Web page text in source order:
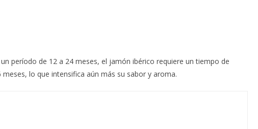
período de 12 a 24 meses, el jamón ibérico requiere un tiempo de
lo que intensifica aún más su sabor y aroma.